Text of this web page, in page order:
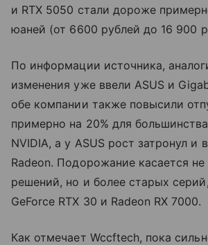
и RTX 5050 стали дороже
юаней (от 6600 рублей до 16 900
По информации источника,
изменения уже ввели ASUS и
обе компании также повысили
примерно на 20% для
NVIDIA, а у ASUS рост затронул и
Radeon. Подорожание касается
решений, но и более старых
GeForce RTX 30 и Radeon RX 7000.
Как отмечает Wccftech, пока